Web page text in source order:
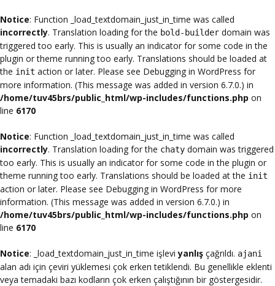
Notice: Function _load_textdomain_just_in_time was called
incorrectly. Translation loading for the bold-builder domain was
triggered too early. This is usually an indicator for some code in the
plugin or theme running too early. Translations should be loaded at
the init action or later. Please see Debugging in WordPress for
more information. (This message was added in version 6.7.0.) in
/home/tuv45brs/public_html/wp-includes/functions.php on
line 6170
Notice: Function _load_textdomain_just_in_time was called
incorrectly. Translation loading for the chaty domain was triggered
too early. This is usually an indicator for some code in the plugin or
theme running too early. Translations should be loaded at the init
action or later. Please see Debugging in WordPress for more
information. (This message was added in version 6.7.0.) in
/home/tuv45brs/public_html/wp-includes/functions.php on
line 6170
Notice: _load_textdomain_just_in_time işleviyanlış çağrıldı. ajani
alan adı için çeviri yüklemesi çok erken tetiklendi. Bu genellikle eklenti
veya temadaki bazı kodların çok erken çalıştığının bir göstergesidir.